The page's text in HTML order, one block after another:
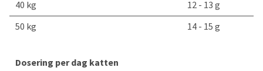
40 kg
12 - 13 g
50 kg
14 - 15 g
Dosering per dag katten